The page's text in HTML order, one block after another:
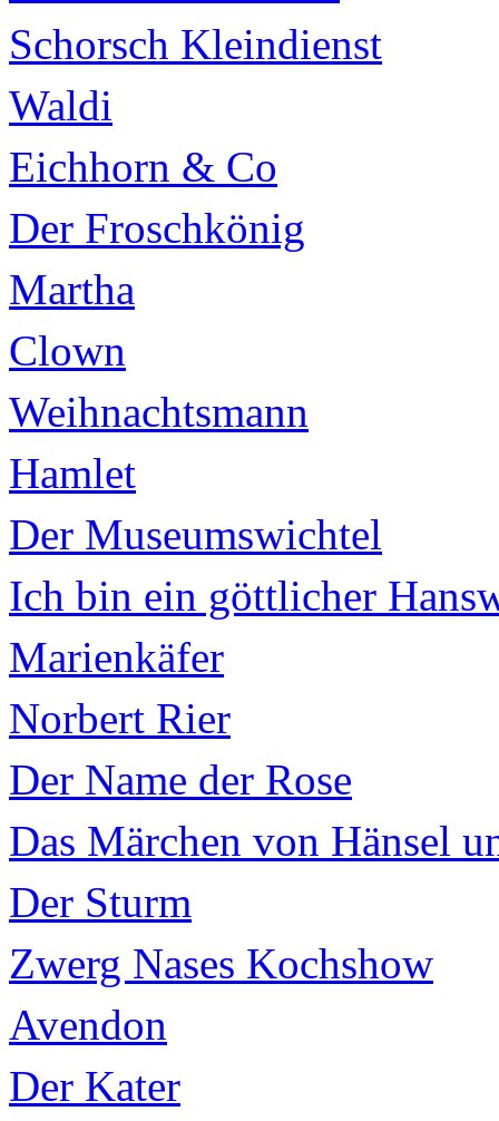
Schorsch Kleindienst
Waldi
Eichhorn & Co
Der Froschkönig
Martha
Clown
Weihnachtsmann
Hamlet
Der Museumswichtel
Ich bin ein göttlicher
Marienkäfer
Norbert Rier
Der Name der Rose
Das Märchen von Hänsel
Der Sturm
Zwerg Nases Kochshow
Avendon
Der Kater